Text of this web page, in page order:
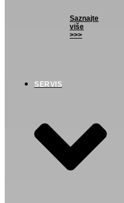
Saznajte
više
>>>
SERVIS